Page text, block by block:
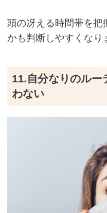
頭の冴える時間帯を把
かも判断しやすくなり
11.自分なりのルー
わない